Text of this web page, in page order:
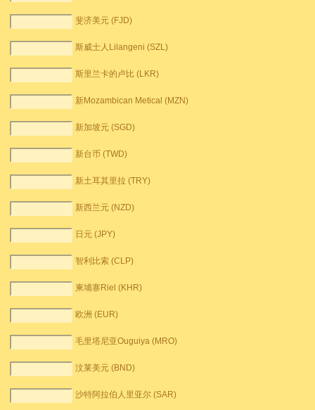
斐济美元 (FJD)
斯威士人Lilangeni (SZL)
斯里兰卡的卢比 (LKR)
新Mozambican Metical (MZN)
新加坡元 (SGD)
新台币 (TWD)
新土耳其里拉 (TRY)
新西兰元 (NZD)
日元 (JPY)
智利比索 (CLP)
柬埔寨Riel (KHR)
欧洲 (EUR)
毛里塔尼亚Ouguiya (MRO)
汶莱美元 (BND)
沙特阿拉伯人里亚尔 (SAR)